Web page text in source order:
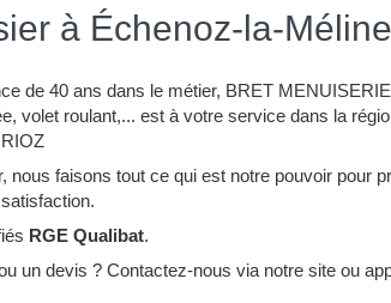
à Échenoz-la-Méline
de 40 ans dans le métier, BRET
volet roulant,... est à votre service dans la
nous faisons tout ce qui est notre pouvoir pour
RGE Qualibat.
un devis ? Contactez-nous via notre site ou